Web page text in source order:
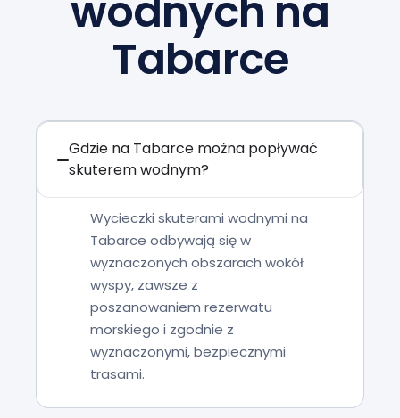
wodnych na
Tabarce
Gdzie na Tabarce można popływać
skuterem wodnym?
Wycieczki skuterami wodnymi na
Tabarce odbywają się w
wyznaczonych obszarach wokół
wyspy, zawsze z
poszanowaniem rezerwatu
morskiego i zgodnie z
wyznaczonymi, bezpiecznymi
trasami.